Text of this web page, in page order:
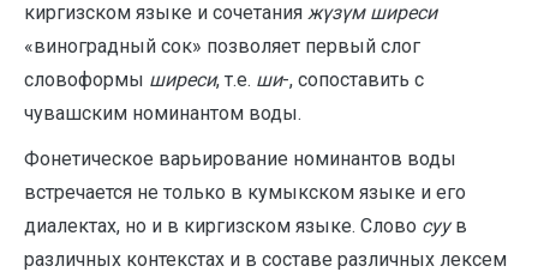
киргизском языке и сочетания жүзүм ширеси
«виноградный сок» позволяет первый слог
словоформы ширеси, т.е. ши-, сопоставить с
чувашским номинантом воды.
Фонетическое варьирование номинантов воды
встречается не только в кумыкском языке и его
диалектах, но и в киргизском языке. Слово суув
различных контекстах и в составе различных лексем